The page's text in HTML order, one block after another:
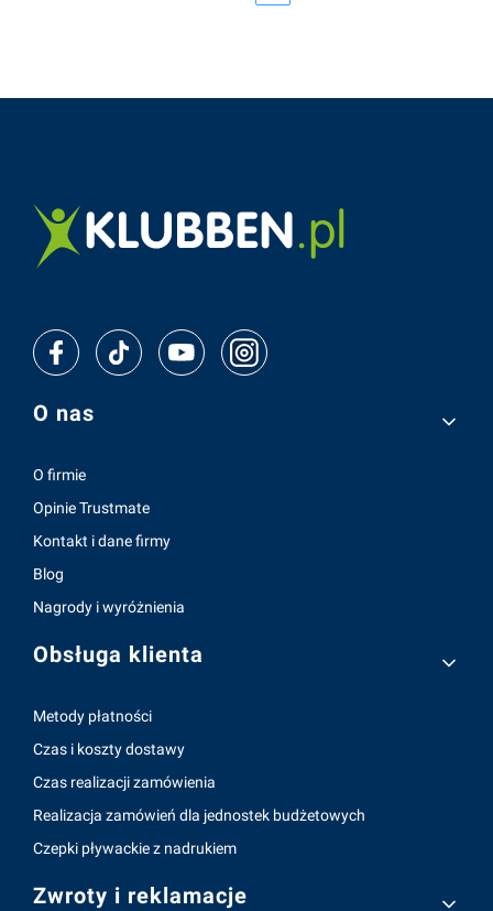
Linki w stopce
O nas
O firmie
Opinie Trustmate
Kontakt i dane firmy
Blog
Nagrody i wyróżnienia
Obsługa klienta
Metody płatności
Czas i koszty dostawy
Czas realizacji zamówienia
Realizacja zamówień dla jednostek budżetowych
Czepki pływackie z nadrukiem
Zwroty i reklamacje